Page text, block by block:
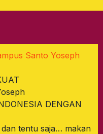
Santo Yoseph
DENGAN
tentu saja… makan